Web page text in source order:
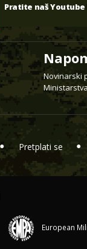
Pratite naš
Novinarski
Pretplati se
European